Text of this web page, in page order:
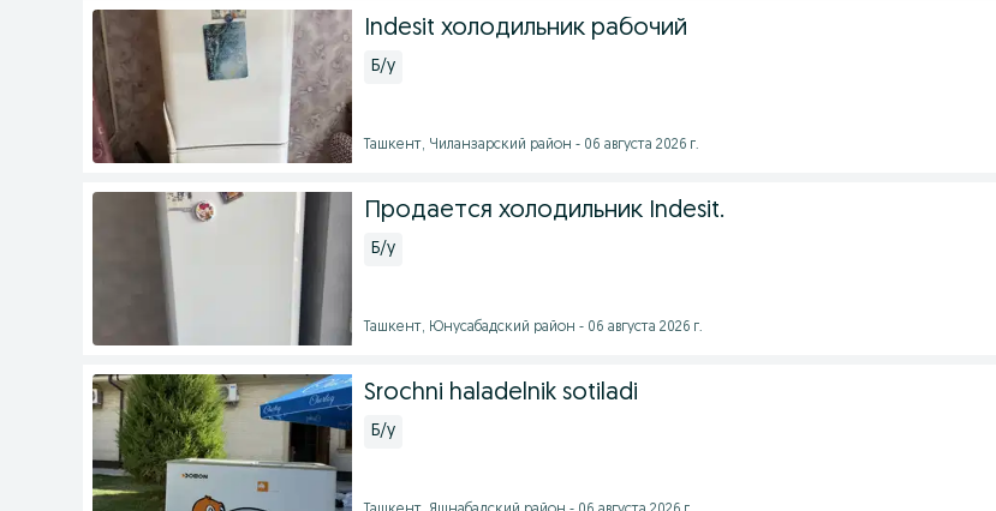
Indesit холодильник рабочий
Б/у
Ташкент, Чиланзарский район - 06 августа 2026 г.
Продается холодильник Indesit.
Б/у
Ташкент, Юнусабадский район - 06 августа 2026 г.
Srochni haladelnik sotiladi
Б/у